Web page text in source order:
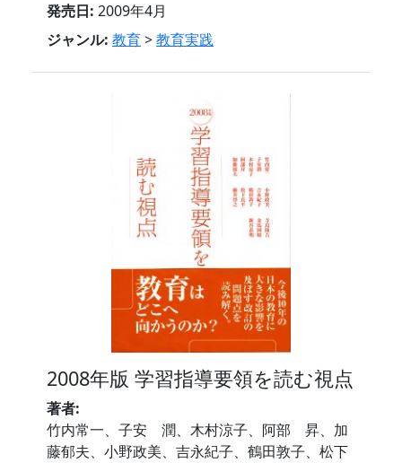
発売日: 2009年4月
ジャンル: 教育>教育実践
2008年版 学習指導要領を読む視点
著者:
竹内常一、子安 潤、木村涼子、阿部 昇、加
藤郁夫、小野政美、吉永紀子、鶴田敦子、松下